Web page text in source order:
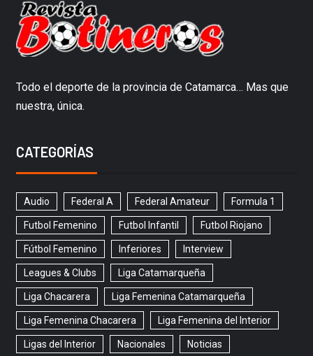
Todo el deporte de la provincia de Catamarca… Mas que
nuestra, única.
CATEGORÍAS
Audio Federal A Federal Amateur Formula 1
Futbol Femenino Futbol Infantil Futbol Riojano
Fútbol Femenino Inferiores Interview
Leagues & Clubs Liga Catamarqueña
Liga Chacarera Liga Femenina Catamarqueña
Liga Femenina Chacarera Liga Femenina del Interior
Ligas del Interior Nacionales Noticias